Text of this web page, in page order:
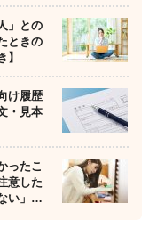
」との
ときの
】
け履歴
・見本
ったこ
意した
い」…